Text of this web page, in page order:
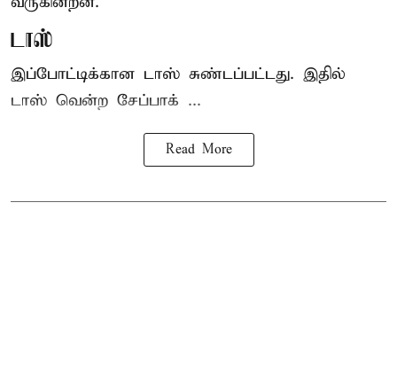
டாஸ்
இப்போட்டிக்கான டாஸ் சுண்டப்பட்டது. இதில்
டாஸ் வென்ற சேப்பாக் ...
Read More